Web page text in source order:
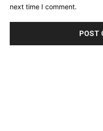
next time I comment.